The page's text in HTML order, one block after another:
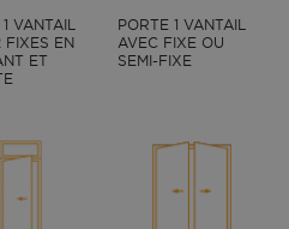
VANTAIL
FIXES EN
ET
PORTE 1 VANTAIL
AVEC FIXE OU
SEMI-FIXE